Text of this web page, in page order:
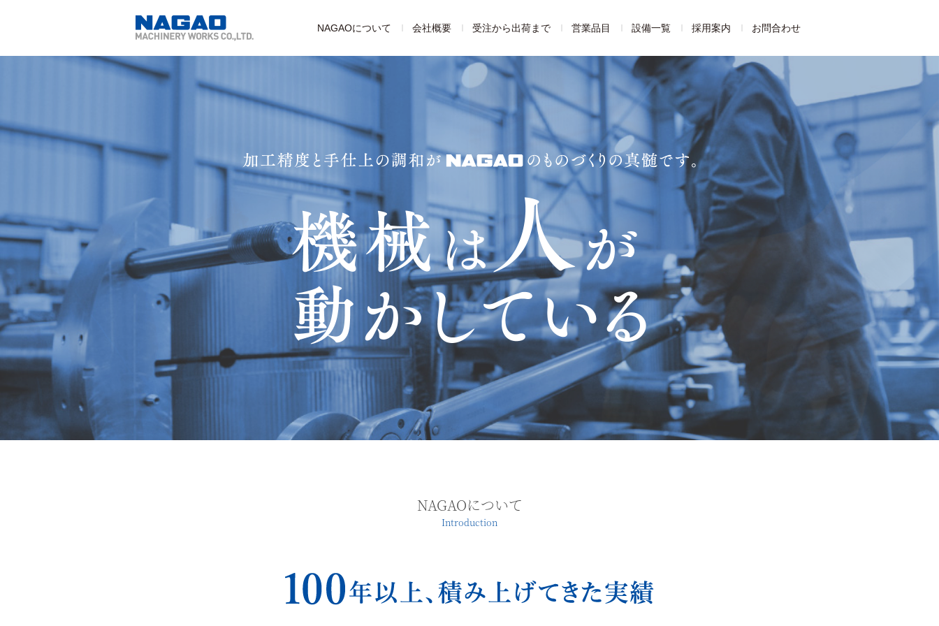
NAGAOについて 会社概要 受注から出荷まで 営業品目 設備一覧 採用案内 お問合わせ
NAGAOについて
Introduction